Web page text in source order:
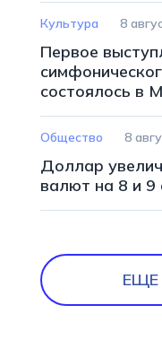
Культура 8
Первое
состоялось в
Общество 8
Доллар
валют на 8 и 9
ЕЩЕ